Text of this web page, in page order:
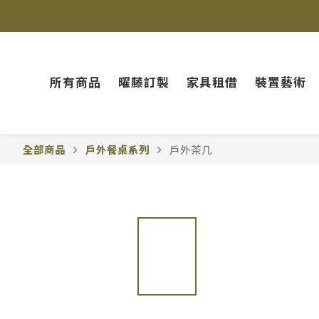
所有商品 曜藤訂製 家具租借 裝置藝術
全部商品 戶外餐桌系列 戶外茶几